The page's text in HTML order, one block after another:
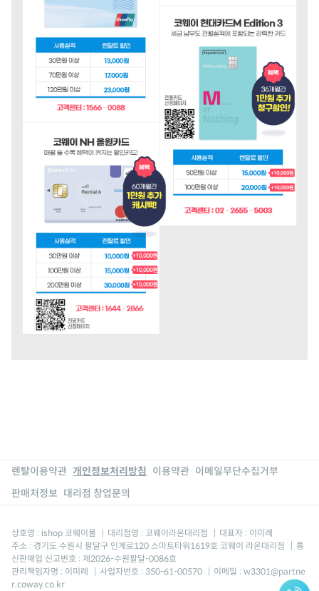
렌탈이용약관 개인정보처리방침 이용약관 이메일무단수집거부
판매처정보 대리점 창업문의
상호명 : ishop 코웨이몰 대리점명 : 코웨이라온대리점
대표자 : 이미례
주소 : 경기도 수원시 팔달구 인계로120 스마트타워1619호 코웨이 라온대리점
통
신판매업 신고번호 : 제2026-수원팔달-0086호
관리책임자명 : 이미례
사업자번호 : 350-61-00570
이메일 : w3301@partne
r.coway.co.kr